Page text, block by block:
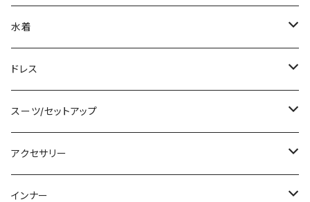
ノースリーブ
その他
チュニック
ベアトップ/チューブトップ
カーディガン/ボレロ
ニット/セーター
パーカー
スウェット/トレーナー
ロング丈
デニム
レギンス
その他
オールインワン
ミディアム/ミモレ
ロング
その他
コート
ジャケット
その他
水着
タンキニ
バンドゥビキニ
ワンピース
ラッシュガード
ドレス
ミニ/ショート
ミディアム/ミモレ
ロング/マキシ
スーツ/セットアップ
パンツスーツ
スカートスーツ
アクセサリー
ネックレス
インナー